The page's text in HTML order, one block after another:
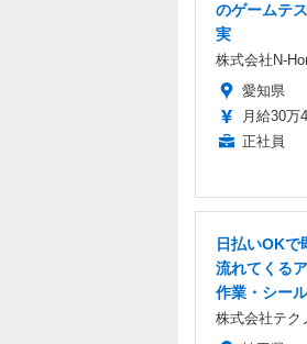
のゲームテ
実
株式会社N-
愛知県
月給30万
正社員
日払いOKで
流れてくる
作業・シー
株式会社テク